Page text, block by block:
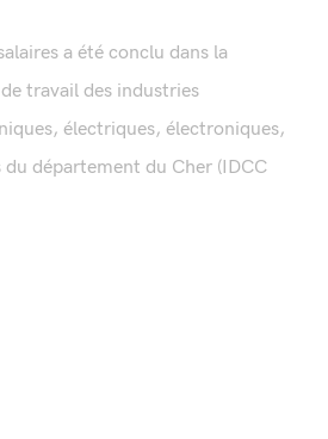
a été conclu dans la
travail des industries
électriques, électroniques,
département du Cher (IDCC